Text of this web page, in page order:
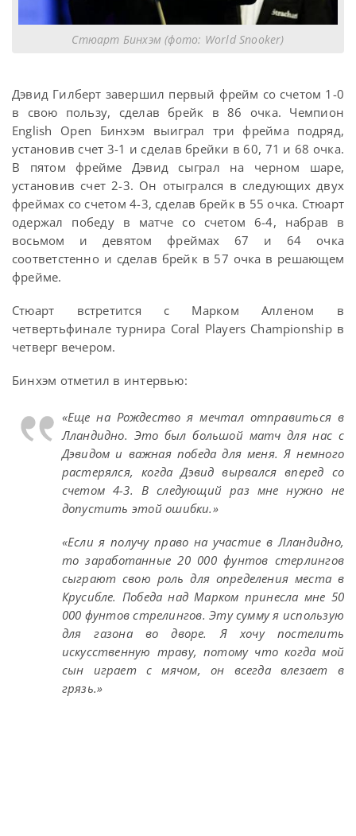
Стюарт Бинхэм (фото: World Snooker)
Дэвид Гилберт завершил первый фрейм со счетом 1-0
в свою пользу, сделав брейк в 86 очка. Чемпион
English Open Бинхэм выиграл три фрейма подряд,
установив счет 3-1 и сделав брейки в 60, 71 и 68 очка.
В пятом фрейме Дэвид сыграл на черном шаре,
установив счет 2-3. Он отыгрался в следующих двух
фреймах со счетом 4-3, сделав брейк в 55 очка. Стюарт
одержал победу в матче со счетом 6-4, набрав в
восьмом и девятом фреймах 67 и 64 очка
соответстенно и сделав брейк в 57 очка в решающем
фрейме.
Стюарт встретится с Марком Алленом в
четвертьфинале турнира Coral Players Championship в
четверг вечером.
Бинхэм отметил в интервью:
«Еще на Рождество я мечтал отправиться в
Лландидно. Это был большой матч для нас с
Дэвидом и важная победа для меня. Я немного
растерялся, когда Дэвид вырвался вперед со
счетом 4-3. В следующий раз мне нужно не
допустить этой ошибки.»
«Если я получу право на участие в Лландидно,
то заработанные 20 000 фунтов стерлингов
сыграют свою роль для определения места в
Крусибле. Победа над Марком принесла мне 50
000 фунтов стрелингов. Эту сумму я использую
для газона во дворе. Я хочу постелить
искусственную траву, потому что когда мой
сын играет с мячом, он всегда влезает в
грязь.»